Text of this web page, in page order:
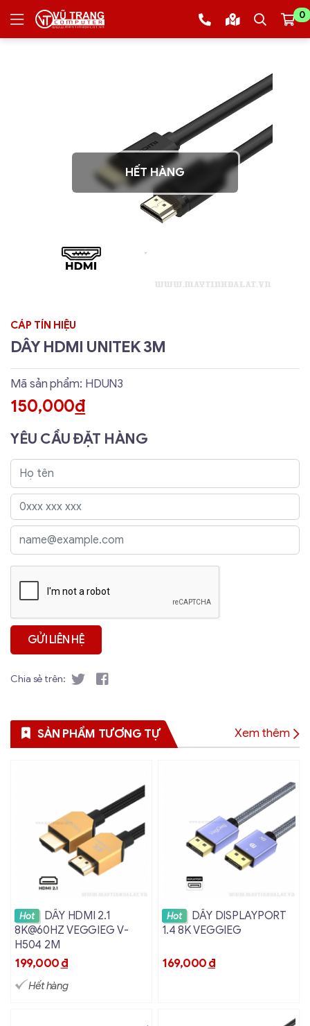
0
HẾT HÀNG
CÁP TÍN HIỆU
DÂY HDMI UNITEK 3M
Mã sản phẩm: HDUN3
150,000đ
YÊU CẦU ĐẶT HÀNG
Chia sẻ trên:
SẢN PHẨM TƯƠNG TỰ Xem thêm
Xem chi tiết
Hot
DÂY HDMI 2.1
8K@60HZ VEGGIEG V-
H504 2M
199,000đ
Hết hàng
Xem chi tiết
Hot
DÂY DISPLAYPORT
1.4 8K VEGGIEG
169,000đ